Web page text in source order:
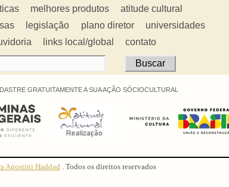
melhores produtos
atitude cultural
legislação plano diretor
universidades
links local/global contato
GRATUITAMENTE A SUA AÇÃO SÓCIOCULTURAL
Agostini Haddad . Todos os direitos reservados